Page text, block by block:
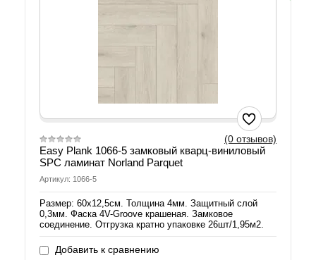
(0 отзывов)
Easy Plank 1066-5 замковый кварц-виниловый
SPC ламинат Norland Parquet
Артикул: 1066-5
Размер: 60х12,5см. Толщина 4мм. Защитный слой
0,3мм. Фаска 4V-Groove крашеная. Замковое
соединение. Отгрузка кратно упаковке 26шт/1,95м2.
Добавить к сравнению